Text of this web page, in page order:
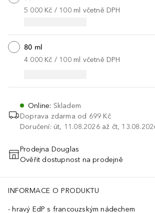
5 000 Kč / 100 ml včetně DPH
80 ml
4 000 Kč / 100 ml včetně DPH
Online: Skladem
Doprava zdarma od 699 Kč
Doručení: út, 11.08.2026 až čt,
PŘIDAT DO KOŠÍKU
Prodejna Douglas
Ověřit dostupnost na prodejně
INFORMACE O PRODUKTU
hravý EdP s francouzským nádechem